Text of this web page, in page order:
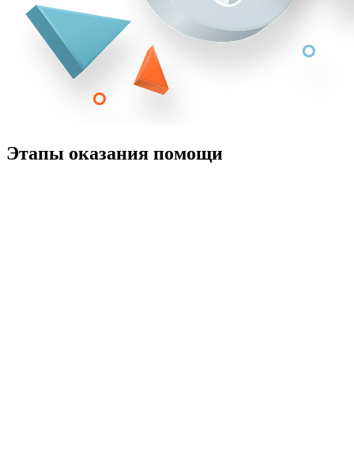
Этапы оказания помощи